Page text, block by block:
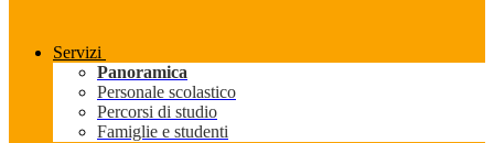
Servizi
Panoramica
Personale scolastico
Percorsi di studio
Famiglie e studenti